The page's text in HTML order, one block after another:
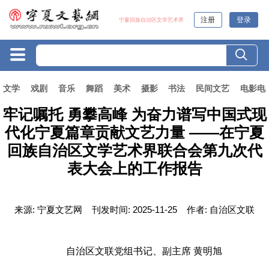
宁夏回族自治区文学艺术界 注册 登录
文学 戏剧 音乐 舞蹈 美术 摄影 书法 民间文艺 电影电
牢记嘱托 勇攀高峰 为奋力谱写中国式现
代化宁夏篇章贡献文艺力量 ——在宁夏
回族自治区文学艺术界联合会第九次代
表大会上的工作报告
来源: 宁夏文艺网 刊发时间: 2025-11-25 作者: 自治区文联
自治区文联党组书记、副主席 黄明旭